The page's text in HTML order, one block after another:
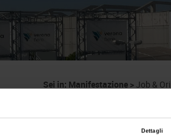
Dettagli
Sei in: Manifestazione> Job &
Job &